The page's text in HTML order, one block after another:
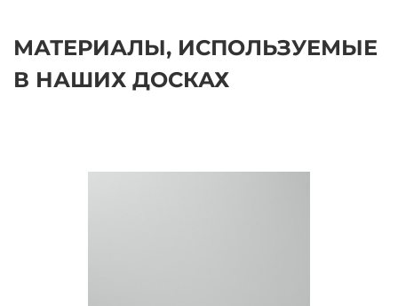
МАТЕРИАЛЫ, ИСПОЛЬЗУЕМЫЕ
В НАШИХ ДОСКАХ